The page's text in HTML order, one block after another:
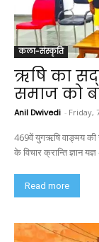
कला-संस्कृति
ऋषि का
समाज को
Anil Dwivedi - Friday,
469वें युगऋषि वाङ्मय की
के विचार क्रान्ति ज्ञान
Read more